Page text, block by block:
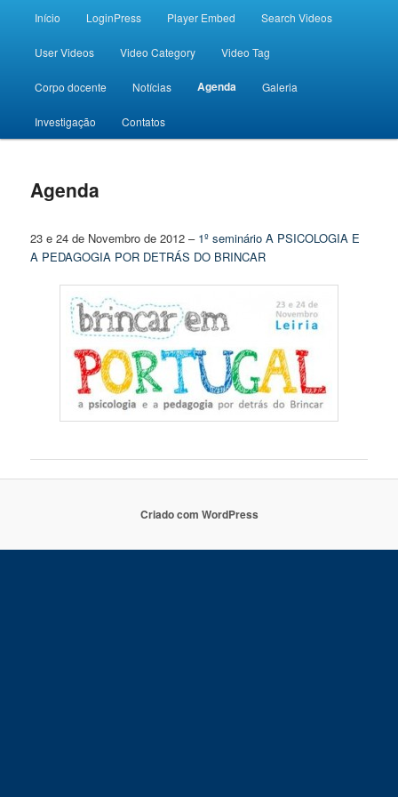
Desporto e Bem-Estar
Saltar para o conteúdo primário
Saltar para o conteúdo secundário
Início LoginPress Player Embed Search Videos
User Videos Video Category Video Tag
Corpo docente Notícias Agenda Galeria
Investigação Contatos
Agenda
23 e 24 de Novembro de 2012 – 1º seminário A PSICOLOGIA E
A PEDAGOGIA POR DETRÁS DO BRINCAR
Criado com WordPress